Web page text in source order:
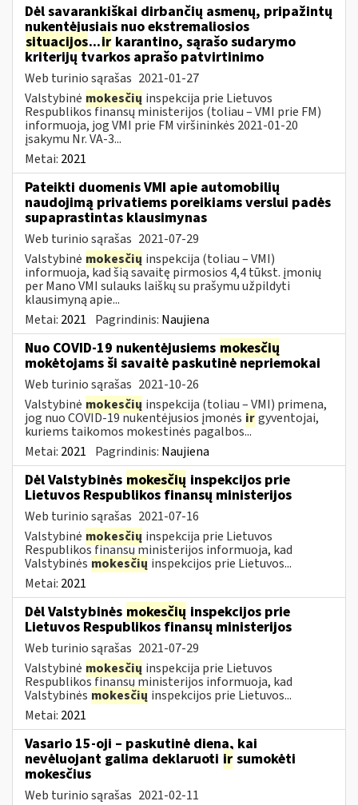
Dėl savarankiškai dirbančių asmenų, pripažintų
nukentėjusiais nuo ekstremaliosios
situacijos...ir karantino, sąrašo sudarymo
kriterijų tvarkos aprašo patvirtinimo
Web turinio sąrašas 2021-01-27
Valstybinė mokesčių inspekcija prie Lietuvos
Respublikos finansų ministerijos (toliau – VMI prie FM)
informuoja, jog VMI prie FM viršininkės 2021-01-20
įsakymu Nr. VA-3...
Metai: 2021
Pateikti duomenis VMI apie automobilių
naudojimą privatiems poreikiams verslui padės
supaprastintas klausimynas
Web turinio sąrašas 2021-07-29
Valstybinė mokesčių inspekcija (toliau – VMI)
informuoja, kad šią savaitę pirmosios 4,4 tūkst. įmonių
per Mano VMI sulauks laiškų su prašymu užpildyti
klausimyną apie...
Metai: 2021 Pagrindinis: Naujiena
Nuo COVID-19 nukentėjusiems mokesčių
mokėtojams ši savaitė paskutinė nepriemokai
Web turinio sąrašas 2021-10-26
Valstybinė mokesčių inspekcija (toliau – VMI) primena,
jog nuo COVID-19 nukentėjusios įmonės irgyventojai,
kuriems taikomos mokestinės pagalbos...
Metai: 2021 Pagrindinis: Naujiena
Dėl Valstybinės mokesčių inspekcijos prie
Lietuvos Respublikos finansų ministerijos
Web turinio sąrašas 2021-07-16
Valstybinė mokesčių inspekcija prie Lietuvos
Respublikos finansų ministerijos informuoja, kad
Valstybinės mokesčių inspekcijos prie Lietuvos...
Metai: 2021
Dėl Valstybinės mokesčių inspekcijos prie
Lietuvos Respublikos finansų ministerijos
Web turinio sąrašas 2021-07-29
Valstybinė mokesčių inspekcija prie Lietuvos
Respublikos finansų ministerijos informuoja, kad
Valstybinės mokesčių inspekcijos prie Lietuvos...
Metai: 2021
Vasario 15-oji – paskutinė diena, kai
nevėluojant galima deklaruoti ir sumokėti
mokesčius
Web turinio sąrašas 2021-02-11